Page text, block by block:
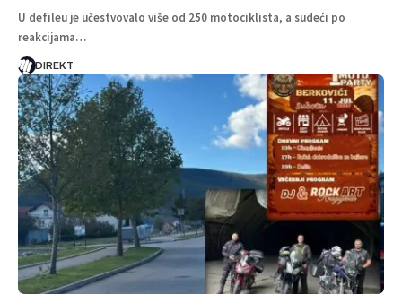
U defileu je učestvovalo više od 250 motociklista, a sudeći po
reakcijama…
DIREKT